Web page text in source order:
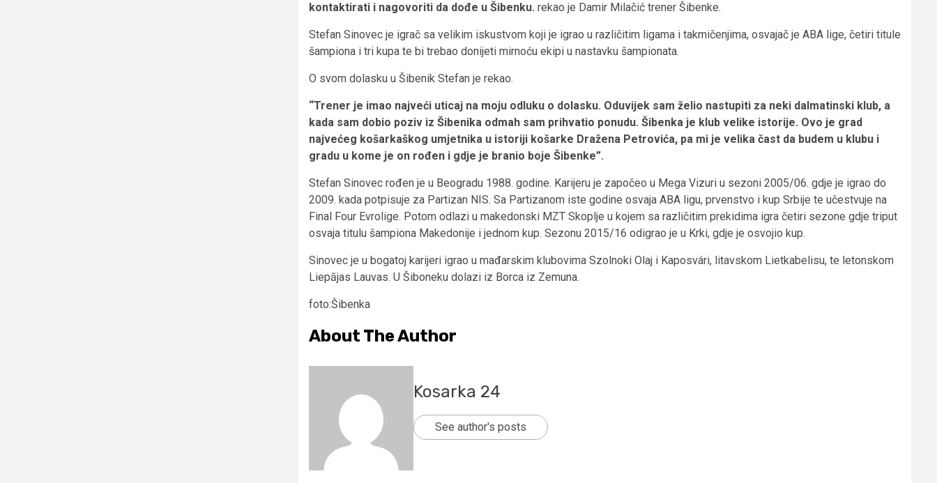
kontaktirati i nagovoriti da dođe u Šibenku. rekao je Damir Milačić trener Šibenke.
Stefan Sinovec je igrač sa velikim iskustvom koji je igrao u različitim ligama i takmičenjima, osvajač je ABA lige, četiri titule
šampiona i tri kupa te bi trebao donijeti mirnoću ekipi u nastavku šampionata.
O svom dolasku u Šibenik Stefan je rekao.
“Trener je imao najveći uticaj na moju odluku o dolasku. Oduvijek sam želio nastupiti za neki dalmatinski klub, a
kada sam dobio poziv iz Šibenika odmah sam prihvatio ponudu. Šibenka je klub velike istorije. Ovo je grad
najvećeg košarkaškog umjetnika u istoriji košarke Dražena Petrovića, pa mi je velika čast da budem u klubu i
gradu u kome je on rođen i gdje je branio boje Šibenke”.
Stefan Sinovec rođen je u Beogradu 1988. godine. Karijeru je započeo u Mega Vizuri u sezoni 2005/06. gdje je igrao do
2009. kada potpisuje za Partizan NIS. Sa Partizanom iste godine osvaja ABA ligu, prvenstvo i kup Srbije te učestvuje na
Final Four Evrolige. Potom odlazi u makedonski MZT Skoplje u kojem sa različitim prekidima igra četiri sezone gdje triput
osvaja titulu šampiona Makedonije i jednom kup. Sezonu 2015/16 odigrao je u Krki, gdje je osvojio kup.
Sinovec je u bogatoj karijeri igrao u mađarskim klubovima Szolnoki Olaj i Kaposvári, litavskom Lietkabelisu, te letonskom
Liepājas Lauvas. U Šiboneku dolazi iz Borca iz Zemuna.
foto:Šibenka
About The Author
Kosarka 24
See author's posts